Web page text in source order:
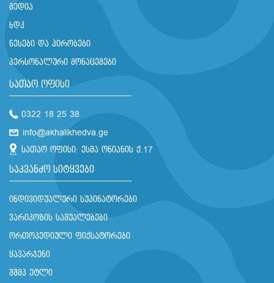
მედია
ხდკ
წესები და პირობები
პერსონალური მონაცემები
სათაო ოფისი
0322 18 25 38
info@akhalikhedva.ge
სათაო ოფისი: ესმა ონიანის ქ.17
საკვანძო სიტყვები
ინდივიდუალური სუპინატორები
ვარიკოზის საშუალებები
ორთოპედიული ფიქსატორები
ყავარჯენი
შშმპ ეტლი